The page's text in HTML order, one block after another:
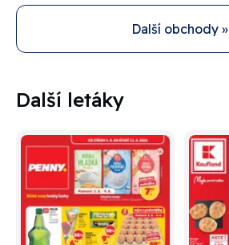
Další obchody »
Další letáky